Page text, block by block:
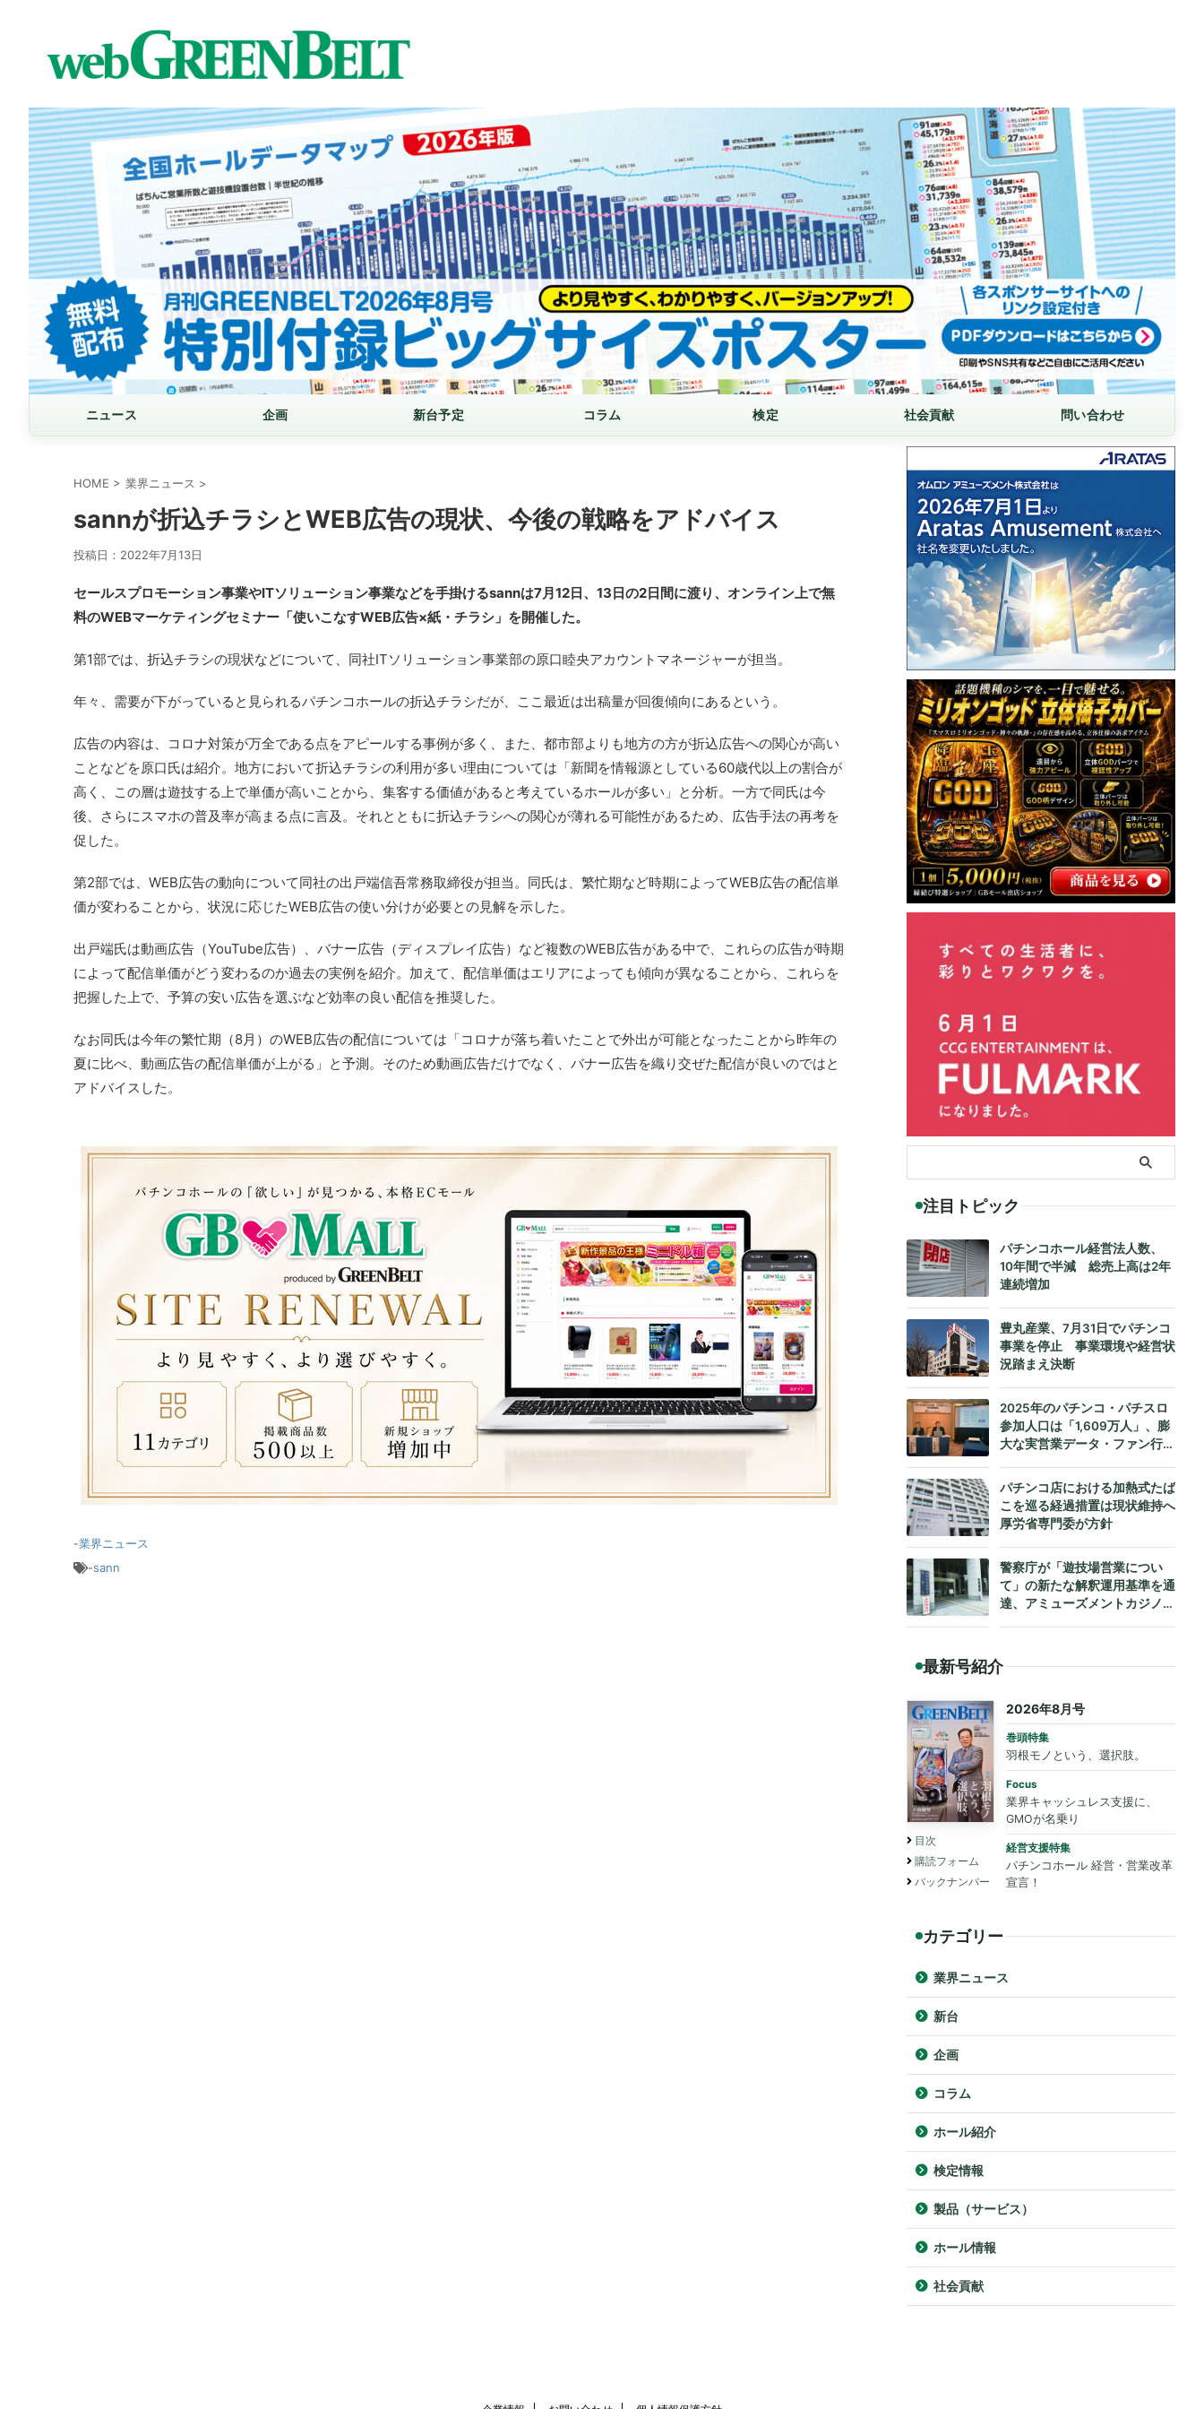
ニュース 企画 新台予定 コラム 検定 社会貢献 問い合わせ
HOME > 業界ニュース >
sannが折込チラシとWEB広告の現状、今後の戦略をアドバイス
投稿日： 2022年7月13日
セールスプロモーション事業やITソリューション事業などを手掛けるsannは7月12日、13日の2日間に渡り、オンライン上で無
料のWEBマーケティングセミナー「使いこなすWEB広告×紙・チラシ」を開催した。
第1部では、折込チラシの現状などについて、同社ITソリューション事業部の原口睦央アカウントマネージャーが担当。
年々、需要が下がっていると見られるパチンコホールの折込チラシだが、ここ最近は出稿量が回復傾向にあるという。
広告の内容は、コロナ対策が万全である点をアピールする事例が多く、また、都市部よりも地方の方が折込広告への関心が高い
ことなどを原口氏は紹介。地方において折込チラシの利用が多い理由については「新聞を情報源としている60歳代以上の割合が
高く、この層は遊技する上で単価が高いことから、集客する価値があると考えているホールが多い」と分析。一方で同氏は今
後、さらにスマホの普及率が高まる点に言及。それとともに折込チラシへの関心が薄れる可能性があるため、広告手法の再考を
促した。
第2部では、WEB広告の動向について同社の出戸端信吾常務取締役が担当。同氏は、繁忙期など時期によってWEB広告の配信単
価が変わることから、状況に応じたWEB広告の使い分けが必要との見解を示した。
出戸端氏は動画広告（YouTube広告）、バナー広告（ディスプレイ広告）など複数のWEB広告がある中で、これらの広告が時期
によって配信単価がどう変わるのか過去の実例を紹介。加えて、配信単価はエリアによっても傾向が異なることから、これらを
把握した上で、予算の安い広告を選ぶなど効率の良い配信を推奨した。
なお同氏は今年の繁忙期（8月）のWEB広告の配信については「コロナが落ち着いたことで外出が可能となったことから昨年の
夏に比べ、動画広告の配信単価が上がる」と予測。そのため動画広告だけでなく、バナー広告を織り交ぜた配信が良いのではと
アドバイスした。
-業界ニュース
-sann
注目トピック
パチンコホール経営法人数、
10年間で半減 総売上高は2年
連続増加
豊丸産業、7月31日でパチンコ
事業を停止 事業環境や経営状
況踏まえ決断
2025年のパチンコ・パチスロ
参加人口は「1,609万人」、膨
大な実営業データ・ファン行動
公式発表
パチンコ店における加熱式たば
こを巡る経過措置は現状維持へ
厚労省専門委が方針
警察庁が「遊技場営業につい
て」の新たな解釈運用基準を通
達、アミューズメントカジノへ
最新号紹介
目次
購読フォーム
バックナンバー
2026年8月号
巻頭特集
羽根モノという、選択肢。
Focus
業界キャッシュレス支援に、
GMOが名乗り
経営支援特集
パチンコホール 経営・営業改革
宣言！
カテゴリー
業界ニュース
新台
企画
コラム
ホール紹介
検定情報
製品（サービス）
ホール情報
社会貢献